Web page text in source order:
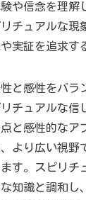
や信念を理解
チュアルな現
実証を追求す
と感性をバラ
チュアルな信
と感性的なア
より広い視野
す。スピリチ
知識と調和し